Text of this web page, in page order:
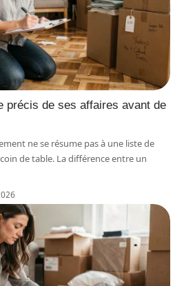
précis de ses affaires avant de
ne se résume pas à une liste de
de table. La différence entre un